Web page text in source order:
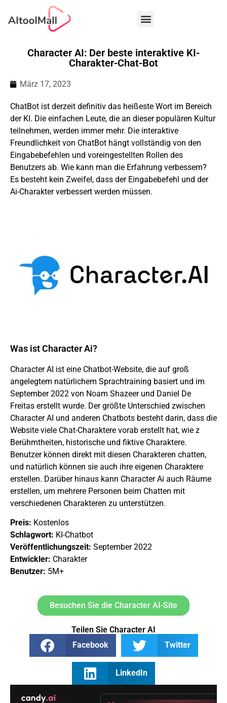
Character AI: Der beste interaktive KI-
Charakter-Chat-Bot
März 17, 2023
ChatBot ist derzeit definitiv das heißeste Wort im Bereich
der KI. Die einfachen Leute, die an dieser populären Kultur
teilnehmen, werden immer mehr. Die interaktive
Freundlichkeit von ChatBot hängt vollständig von den
Eingabebefehlen und voreingestellten Rollen des
Benutzers ab. Wie kann man die Erfahrung verbessern?
Es besteht kein Zweifel, dass der Eingabebefehl und der
Ai-Charakter verbessert werden müssen.
Was ist Character Ai?
Character AI ist eine Chatbot-Website, die auf groß
angelegtem natürlichem Sprachtraining basiert und im
September 2022 von Noam Shazeer und Daniel De
Freitas erstellt wurde. Der größte Unterschied zwischen
Character AI und anderen Chatbots besteht darin, dass die
Website viele Chat-Charaktere vorab erstellt hat, wie z
Berühmtheiten, historische und fiktive Charaktere.
Benutzer können direkt mit diesen Charakteren chatten,
und natürlich können sie auch ihre eigenen Charaktere
erstellen. Darüber hinaus kann Character Ai auch Räume
erstellen, um mehrere Personen beim Chatten mit
verschiedenen Charakteren zu unterstützen.
Preis: Kostenlos
Schlagwort: KI-Chatbot
Veröffentlichungszeit: September 2022
Entwickler: Charakter
Benutzer: 5M+
Besuchen Sie die Character AI-Site
Teilen Sie Character AI
Facebook
Twitter
LinkedIn